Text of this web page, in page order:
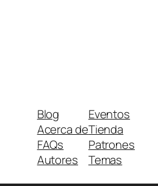
Blog
Acerca de
FAQs
Autores
Eventos
Tienda
Patrones
Temas